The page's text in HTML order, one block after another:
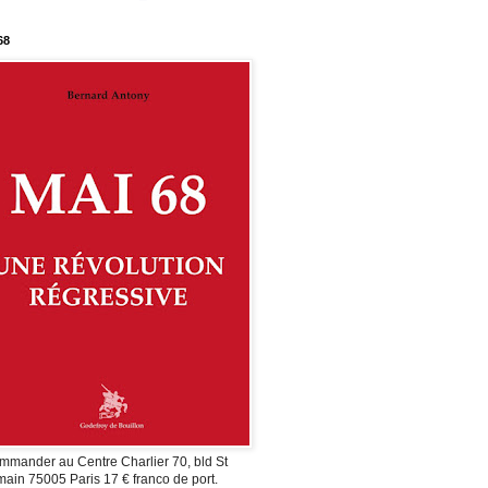
au Centre Charlier 70, bld St
75005 Paris 17 € franco de port.